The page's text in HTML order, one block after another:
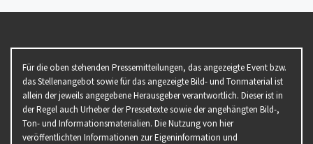
Für die oben stehenden Pressemitteilungen, das angezeigte Event bzw.
das Stellenangebot sowie für das angezeigte Bild- und Tonmaterial ist
allein der jeweils angegebene Herausgeber verantwortlich. Dieser ist in
der Regel auch Urheber der Pressetexte sowie der angehängten Bild-,
Ton- und Informationsmaterialien. Die Nutzung von hier
veröffentlichten Informationen zur Eigeninformation und